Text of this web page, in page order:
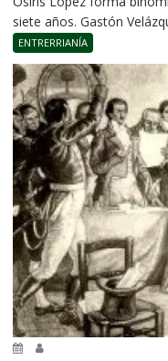
siete años. Gastón
ENTRERRIANÍA